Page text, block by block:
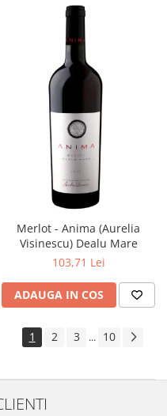
Merlot - Anima (Aurelia
Visinescu) Dealu Mare
103,71 Lei
ADAUGA IN COS
1 2 3 ... 10